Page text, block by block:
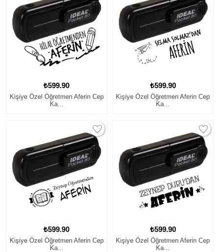
₺599.90
Kişiye Özel Öğretmen Aferin Cep
Ka...
₺599.90
Kişiye Özel Öğretmen Aferin Cep
Ka...
₺599.90
Kişiye Özel Öğretmen Aferin Cep
Ka...
₺599.90
Kişiye Özel Öğretmen Aferin Cep
Ka...